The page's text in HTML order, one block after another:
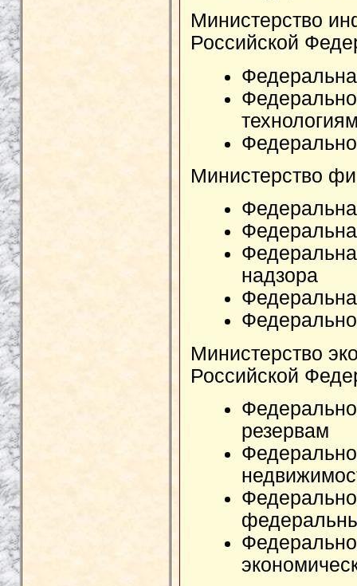
Министерство
Российской
Министерство
надзора
Министерство
Российской
резервам